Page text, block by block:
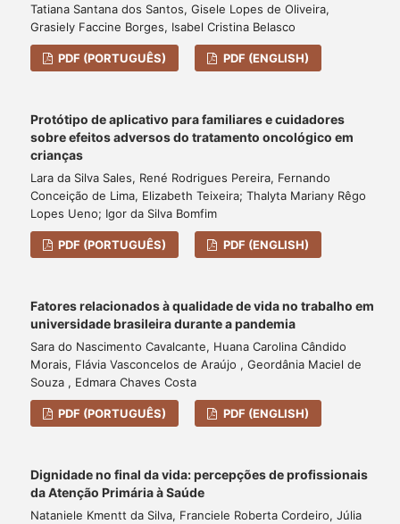
Tatiana Santana dos Santos, Gisele Lopes de Oliveira,
Grasiely Faccine Borges, Isabel Cristina Belasco
PDF (PORTUGUÊS) PDF (ENGLISH)
Protótipo de aplicativo para familiares e cuidadores
sobre efeitos adversos do tratamento oncológico em
crianças
Lara da Silva Sales, René Rodrigues Pereira, Fernando
Conceição de Lima, Elizabeth Teixeira; Thalyta Mariany Rêgo
Lopes Ueno; Igor da Silva Bomfim
PDF (PORTUGUÊS) PDF (ENGLISH)
Fatores relacionados à qualidade de vida no trabalho em
universidade brasileira durante a pandemia
Sara do Nascimento Cavalcante, Huana Carolina Cândido
Morais, Flávia Vasconcelos de Araújo , Geordânia Maciel de
Souza , Edmara Chaves Costa
PDF (PORTUGUÊS) PDF (ENGLISH)
Dignidade no final da vida: percepções de profissionais
da Atenção Primária à Saúde
Nataniele Kmentt da Silva, Franciele Roberta Cordeiro, Júlia